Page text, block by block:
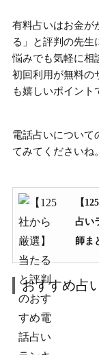
有料占いはお金が
る」と評判の先生
悩みでも気軽に相
初回利用が無料の
も嬉しいポイント
電話占いについて
てみてくださいね。
【
占い
師ま
おすすめ占